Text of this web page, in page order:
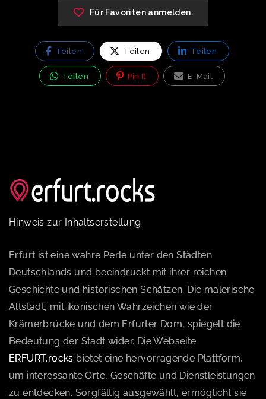
Für Favoriten anmelden.
Teilen Teilen Teilen
Teilen Pin It E-Mail
Hinweis zur Inhaltserstellung
Erfurt ist eine wahre Perle unter den Städten
Deutschlands und beeindruckt mit ihrer reichen
Geschichte und historischen Schätzen. Die malerische
Altstadt, mit ikonischen Wahrzeichen wie der
Krämerbrücke und dem Erfurter Dom, spiegelt die
Bedeutung der Stadt wider. Die Webseite
ERFURT.rocks bietet eine hervorragende Plattform,
um interessante Orte, Geschäfte und Dienstleistungen
zu entdecken. Sorgfältig ausgewählt, ermöglicht sie